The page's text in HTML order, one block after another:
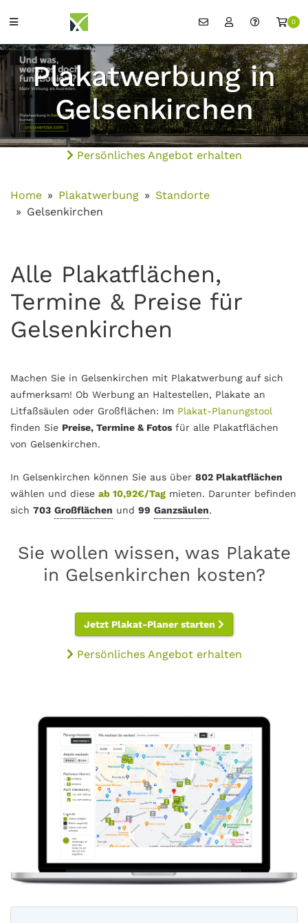
0
Plakatwerbung in
Gelsenkirchen
Persönliches Angebot erhalten
Home Plakatwerbung
Standorte
Gelsenkirchen
Alle Plakatflächen,
Termine & Preise für
Gelsenkirchen
Machen Sie in Gelsenkirchen mit Plakatwerbung auf sich
aufmerksam! Ob Werbung an Haltestellen, Plakate an
Litfaßsäulen oder Großflächen: Im Plakat-Planungstool
finden Sie Preise, Termine & Fotos für alle Plakatflächen
von Gelsenkirchen.
In Gelsenkirchen können Sie aus über 802 Plakatflächen
wählen und diese ab 10,92€/Tag mieten. Darunter befinden
sich 703 Großflächen und 99 Ganzsäulen.
Sie wollen wissen, was Plakate
in Gelsenkirchen kosten?
Jetzt Plakat-Planer starten
Persönliches Angebot erhalten